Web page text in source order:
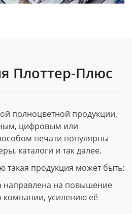
Плоттер-Плюс
полноцветной продукции,
цифровым или
печати популярны
каталоги и так далее.
такая продукция может быть:
на повышение
усилению её